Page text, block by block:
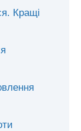
Кращі